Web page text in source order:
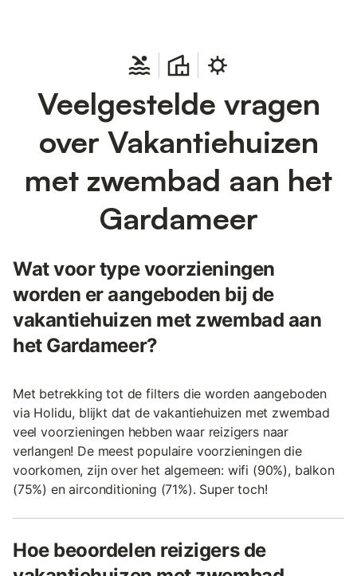
Veelgestelde vragen
over Vakantiehuizen
met zwembad aan het
Gardameer
Wat voor type voorzieningen
worden er aangeboden bij de
vakantiehuizen met zwembad aan
het Gardameer?
Met betrekking tot de filters die worden aangeboden
via Holidu, blijkt dat de vakantiehuizen met zwembad
veel voorzieningen hebben waar reizigers naar
verlangen! De meest populaire voorzieningen die
voorkomen, zijn over het algemeen: wifi (90%), balkon
(75%) en airconditioning (71%). Super toch!
Hoe beoordelen reizigers de